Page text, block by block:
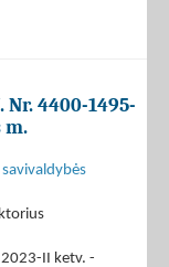
4400-1495-
m.
II ketv. -